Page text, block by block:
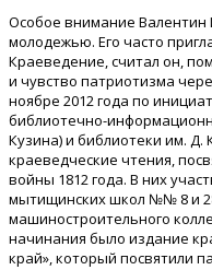
Особое внимание Валентин
молодежью. Его часто
Краеведение, считал он,
и чувство патриотизма
ноябре 2012 года по
библиотечно-
Кузина) и библиотеки им.
краеведческие чтения,
войны 1812 года. В них
мытищинских школ №№ 8 и
машиностроительного
начинания было издание
край», который посвятили